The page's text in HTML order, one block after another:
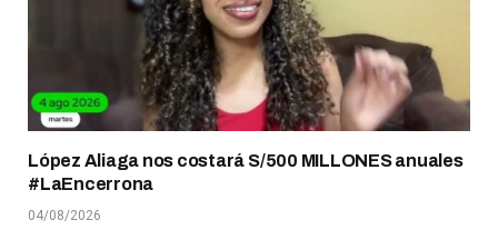
López Aliaga nos costará S/500 MILLONES anuales
#LaEncerrona
04/08/2026